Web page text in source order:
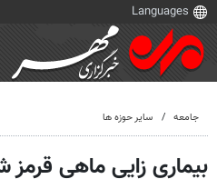
جامعه سایر حوزه ها
بیماری زایی ماهی